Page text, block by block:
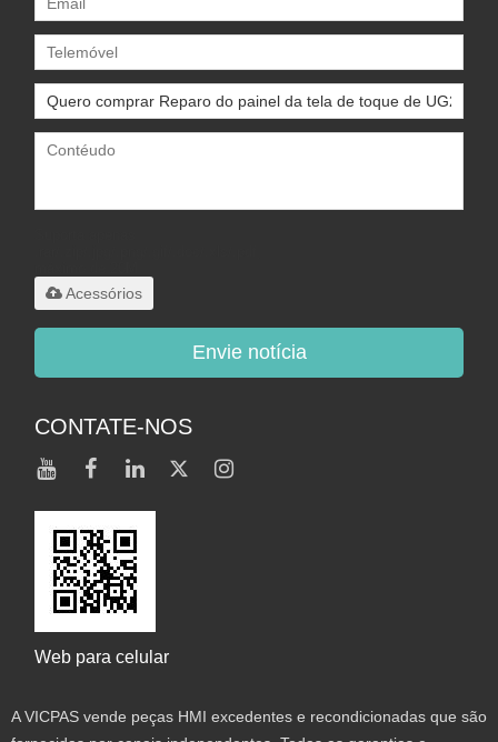
Acessórios
Envie notícia
CONTATE-NOS
Web para celular
A VICPAS vende peças HMI excedentes e recondicionadas que são